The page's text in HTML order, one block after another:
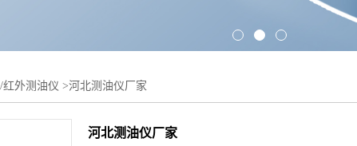
红外测油仪 >河北测油仪厂家
河北测油仪厂家